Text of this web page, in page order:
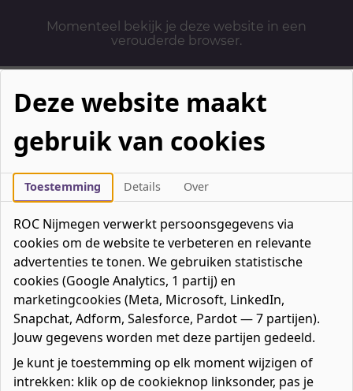
Momenteel bekijk je deze website in een
verouderde browser.
Mbo-opleidingen
Werken & Leren
Mavo / havo / vwo
Contact
Over ons
Bedrijven
Favorieten0favorieten
Mijn ROC
Zoeken
Deze website maakt
gebruik van cookies
Toestemming Details Over
ROC Nijmegen verwerkt persoonsgegevens via
cookies om de website te verbeteren en relevante
advertenties te tonen. We gebruiken statistische
cookies (Google Analytics, 1 partij) en
marketingcookies (Meta, Microsoft, LinkedIn,
Snapchat, Adform, Salesforce, Pardot — 7 partijen).
Jouw gegevens worden met deze partijen gedeeld.
Je kunt je toestemming op elk moment wijzigen of
intrekken: klik op de cookieknop linksonder, pas je